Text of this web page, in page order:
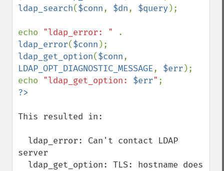
ldap_search($conn, $dn, $query );
echo "ldap_error: "
ldap_error($conn
ldap_get_option($conn
LDAP_OPT_DIAGNOSTIC_MESSAGE, $err );
echo "ldap_get_option: $err"
This resulted in:
server